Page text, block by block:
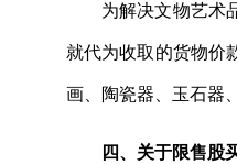
为解决文物艺术
就代为收取的货物价
画、陶瓷器、玉石器
四、关于限售股